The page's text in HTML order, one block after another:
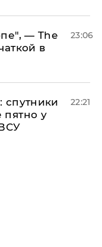
— The
в
23:06
спутники
пятно у
22:21